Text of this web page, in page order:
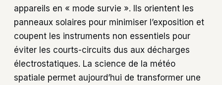
appareils en « mode survie ». Ils orientent les
panneaux solaires pour minimiser l’exposition et
coupent les instruments non essentiels pour
éviter les courts-circuits dus aux décharges
électrostatiques. La science de la météo
spatiale permet aujourd’hui de transformer une